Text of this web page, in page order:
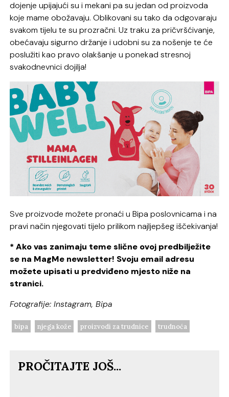
dojenje upijajući su i mekani pa su jedan od proizvoda
koje mame obožavaju. Oblikovani su tako da odgovaraju
svakom tijelu te su prozračni. Uz traku za pričvršćivanje,
obećavaju sigurno držanje i udobni su za nošenje te će
poslužiti kao pravo olakšanje u ponekad stresnoj
svakodnevnici dojilja!
Sve proizvode možete pronaći u Bipa poslovnicama i na
pravi način njegovati tijelo prilikom najljepšeg iščekivanja!
* Ako vas zanimaju teme slične ovoj predbilježite
se na MagMe newsletter! Svoju email adresu
možete upisati u predviđeno mjesto niže na
stranici.
Fotografije: Instagram, Bipa
bipa njega kože proizvodi za trudnice trudnoća
PROČITAJTE JOŠ...